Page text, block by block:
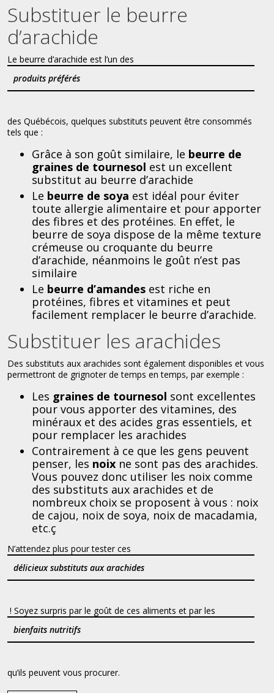
Substituer le beurre
d’arachide
Le beurre d’arachide est l’un des
produits préférés
des Québécois, quelques substituts peuvent être consommés
tels que :
Grâce à son goût similaire, le beurre de
graines de tournesol est un excellent
substitut au beurre d’arachide
Le beurre de soya est idéal pour éviter
toute allergie alimentaire et pour apporter
des fibres et des protéines. En effet, le
beurre de soya dispose de la même texture
crémeuse ou croquante du beurre
d’arachide, néanmoins le goût n’est pas
similaire
Le beurre d’amandes est riche en
protéines, fibres et vitamines et peut
facilement remplacer le beurre d’arachide.
Substituer les arachides
Des substituts aux arachides sont également disponibles et vous
permettront de grignoter de temps en temps, par exemple :
Les graines de tournesol sont excellentes
pour vous apporter des vitamines, des
minéraux et des acides gras essentiels, et
pour remplacer les arachides
Contrairement à ce que les gens peuvent
penser, les noix ne sont pas des arachides.
Vous pouvez donc utiliser les noix comme
des substituts aux arachides et de
nombreux choix se proposent à vous : noix
de cajou, noix de soya, noix de macadamia,
etc.ç
N’attendez plus pour tester ces
délicieux substituts aux arachides
! Soyez surpris par le goût de ces aliments et par les
bienfaits nutritifs
qu’ils peuvent vous procurer.